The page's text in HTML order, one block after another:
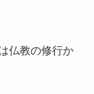
仏教の修行か